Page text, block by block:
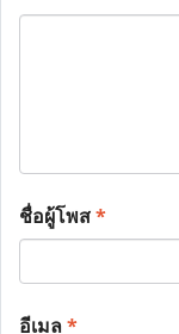
ชื่อผู้โพส*
อีเมล*